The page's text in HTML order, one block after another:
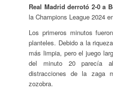
Real Madrid derrotó 2-0 a
la Champions League 2024
Los primeros minutos
planteles. Debido a la
más limpia, pero el juego
del minuto 20 parecía
distracciones de la zaga
zozobra.